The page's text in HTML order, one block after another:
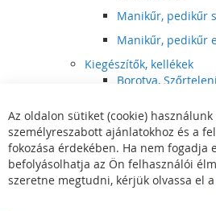
Manikűr, pedikűr
Manikűr, pedikűr
Kiegészítők, kellékek
Borotva,
Illóolaj
Szépségápolási
Hajvágó tartozék
Az oldalon sütiket (cookie)
személyreszabott ajánlatokhoz és a
fokozása érdekében. Ha nem fogadja
befolyásolhatja az Ön felhasználói
szeretne megtudni, kérjük olvassa el a